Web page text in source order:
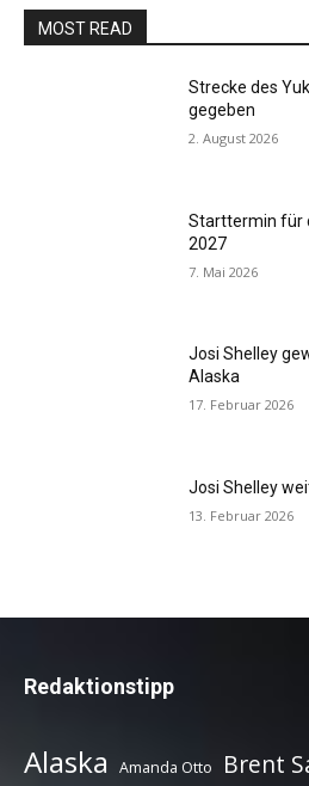
MOST READ
Strecke des
gegeben
2. August 2026
Starttermin für
2027
7. Mai 2026
Josi Shelley
Alaska
17. Februar 2026
Josi Shelley
13. Februar 2026
Redaktionstipp
Alaska Amanda Otto Brent